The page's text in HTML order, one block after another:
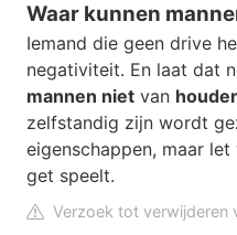
Waar kunnen
Iemand die geen drive
negativiteit. En laat dat
mannen niet van
zelfstandig zijn wordt
eigenschappen, maar
get speelt.
Verzoek tot verwijderen